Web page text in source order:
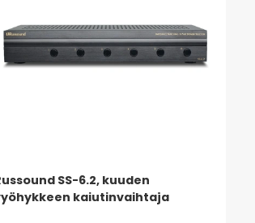
SS-6.2, kuuden
kaiutinvaihtaja